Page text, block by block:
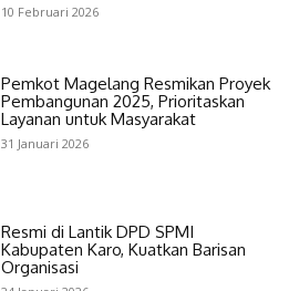
10 Februari 2026
Pemkot Magelang Resmikan Proyek
Pembangunan 2025, Prioritaskan
Layanan untuk Masyarakat
31 Januari 2026
Resmi di Lantik DPD SPMI
Kabupaten Karo, Kuatkan Barisan
Organisasi